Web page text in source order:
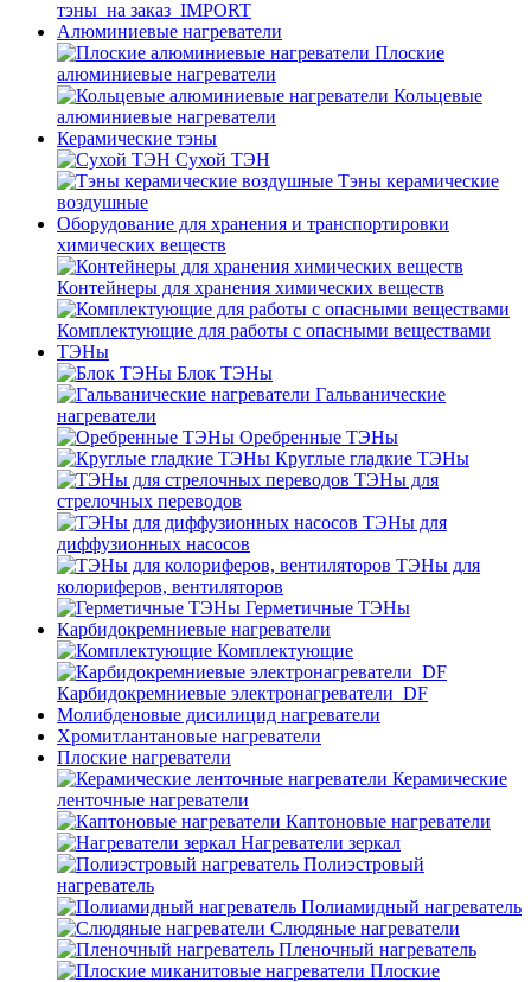
тэны_на заказ_IMPORT
Алюминиевые нагреватели
Плоские
алюминиевые нагреватели
Кольцевые
алюминиевые нагреватели
Керамические тэны
Сухой ТЭН
Тэны керамические
воздушные
Оборудование для хранения и транспортировки
химических веществ
Контейнеры для хранения химических веществ
Комплектующие для работы с опасными веществами
ТЭНы
Блок ТЭНы
Гальванические
нагреватели
Оребренные ТЭНы
Круглые гладкие ТЭНы
ТЭНы для
стрелочных переводов
ТЭНы для
диффузионных насосов
ТЭНы для
колориферов, вентиляторов
Герметичные ТЭНы
Карбидокремниевые нагреватели
Комплектующие
Карбидокремниевые электронагреватели_DF
Молибденовые дисилицид нагреватели
Хромитлантановые нагреватели
Плоские нагреватели
Керамические
ленточные нагреватели
Каптоновые нагреватели
Нагреватели зеркал
Полиэстровый
нагреватель
Полиамидный нагреватель
Слюдяные нагреватели
Пленочный нагреватель
Плоские